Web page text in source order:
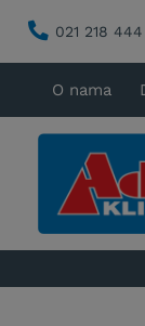
021 218 444
O nama